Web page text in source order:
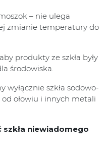
– nie ulega
zmianie temperatury do
produkty ze szkła były
środowiska.
szkła sodowo-
ołowiu i innych metali
szkła niewiadomego